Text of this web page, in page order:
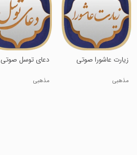
‏‏‏‏‏‏‏‏‏‏‏‏‏‏‏‏‏‏‏‏‏زیارت عاشورا صوتی
مذهبی
‏‏‏‏‏‏دعای توسل صوتی
مذهبی